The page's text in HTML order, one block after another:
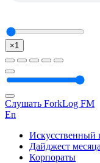
×1
Слушать ForkLog FM
En
Искусственный
Дайджест месяца
Корпораты